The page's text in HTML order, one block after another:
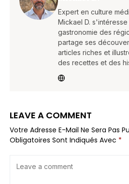
Expert en culture
Mickael D.
gastronomie des
partage ses
articles riches et
des recettes et des
LEAVE A COMMENT
Votre Adresse E-Mail Ne Sera Pas
Obligatoires Sont Indiqués Avec *